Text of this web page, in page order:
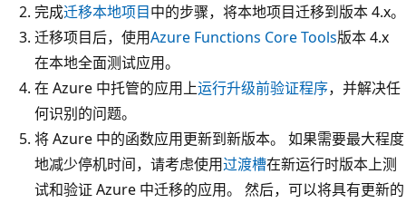
完成迁移本地项目中的步骤，将本地项目迁移到版本 4.x。
迁移项目后，使用Azure Functions Core Tools版本 4.x
在本地全面测试应用。
在 Azure 中托管的应用上运行升级前验证程序，并解决任
何识别的问题。
将 Azure 中的函数应用更新到新版本。 如果需要最大程度
地减少停机时间，请考虑使用过渡槽在新运行时版本上测
试和验证 Azure 中迁移的应用。 然后，可以将具有更新的